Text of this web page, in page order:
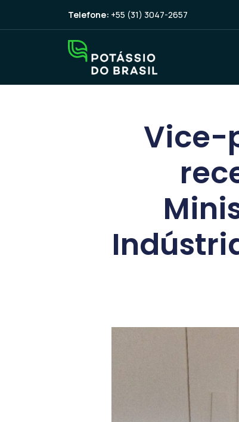
Telefone: +55 (31) 3047-2657
Vice-